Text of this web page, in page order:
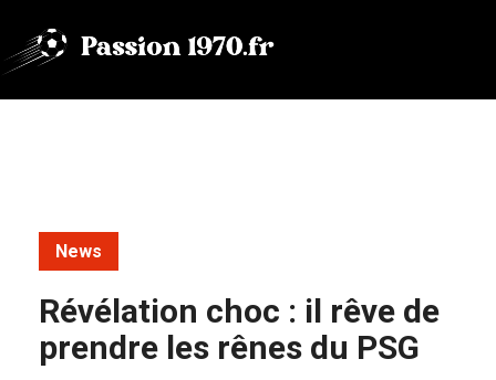
contenu
News
Révélation choc : il rêve de
prendre les rênes du PSG